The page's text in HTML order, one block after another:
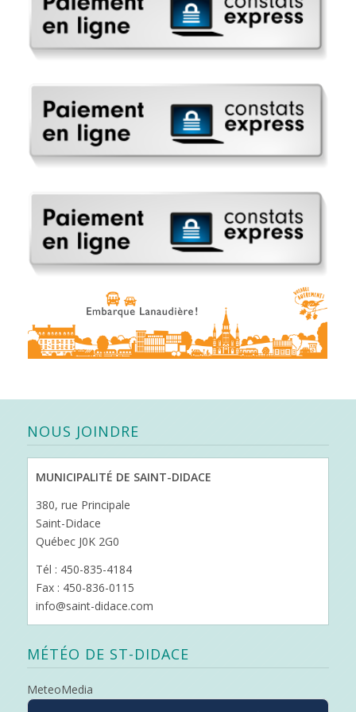
NOUS JOINDRE
MUNICIPALITÉ DE SAINT-DIDACE
380, rue Principale
Saint-Didace
Québec J0K 2G0
Tél : 450-835-4184
Fax : 450-836-0115
info@saint-didace.com
MÉTÉO DE ST-DIDACE
MeteoMedia